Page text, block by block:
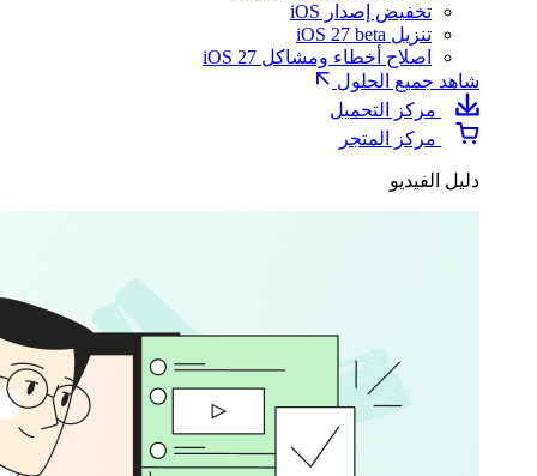
تخفيض إصدار iOS
تنزيل iOS 27 beta
اصلاح أخطاء ومشاكل iOS 27
شاهد جميع الحلول
مركز التحميل
مركز المتجر
دليل الفيديو